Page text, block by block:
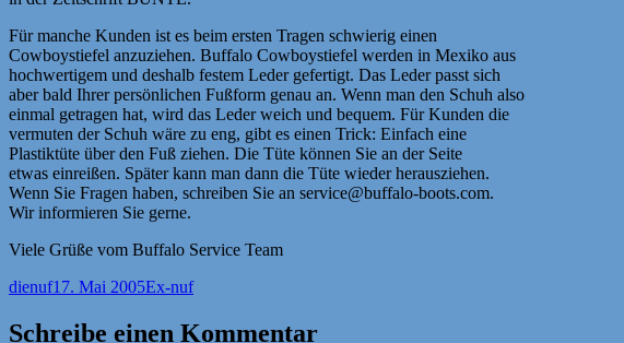
Für manche Kunden ist es beim ersten Tragen schwierig einen
Cowboystiefel anzuziehen. Buffalo Cowboystiefel werden in Mexiko aus
hochwertigem und deshalb festem Leder gefertigt. Das Leder passt sich
aber bald Ihrer persönlichen Fußform genau an. Wenn man den Schuh also
einmal getragen hat, wird das Leder weich und bequem. Für Kunden die
vermuten der Schuh wäre zu eng, gibt es einen Trick: Einfach eine
Plastiktüte über den Fuß ziehen. Die Tüte können Sie an der Seite
etwas einreißen. Später kann man dann die Tüte wieder herausziehen.
Wenn Sie Fragen haben, schreiben Sie an service@buffalo-boots.com.
Wir informieren Sie gerne.
Viele Grüße vom Buffalo Service Team
Autor
dienufVeröffentlicht
17. Mai 2005Kategorien
Ex-nuf
Schreibe einen Kommentar